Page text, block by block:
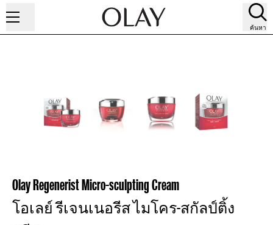
ค้นหา
Olay Regenerist Micro-sculpting Cream
โอเลย์ รีเจนเนอรีส ไมโคร-สกัลป์ติ้ง